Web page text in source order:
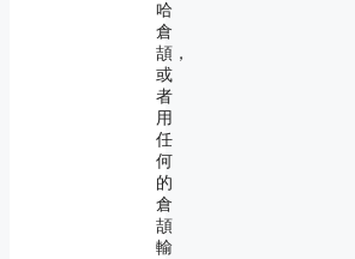
哈
倉
頡，
或
者
用
任
何
的
倉
頡
輸